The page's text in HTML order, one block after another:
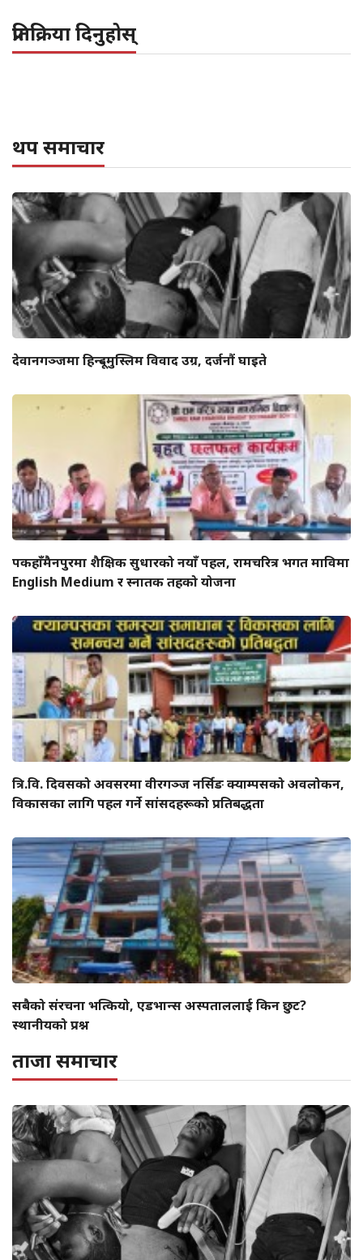
प्रतिक्रिया दिनुहोस्
थप समाचार
देवानगञ्जमा हिन्दू–मुस्लिम विवाद उग्र, दर्जनौं घाइते
पकहाँमैनपुरमा शैक्षिक सुधारको नयाँ पहल, रामचरित्र भगत माविमा
English Medium र स्नातक तहको योजना
त्रि.वि. दिवसको अवसरमा वीरगञ्ज नर्सिङ क्याम्पसको अवलोकन,
विकासका लागि पहल गर्ने सांसदहरूको प्रतिबद्धता
सबैको संरचना भत्कियो, एडभान्स अस्पताललाई किन छुट?
स्थानीयको प्रश्न
ताजा समाचार